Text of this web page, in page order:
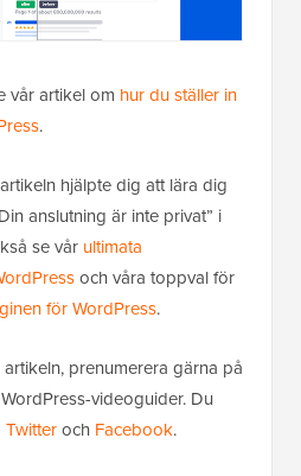
vår artikel om hur du ställer in
.
hjälpte dig att lära dig
anslutning är inte privat” i
se vår ultimata
och våra toppval för
för WordPress.
prenumerera gärna på
videoguider. Du
Twitteroch Facebook.